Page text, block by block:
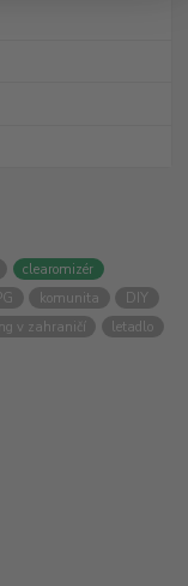
clearomizér
komunita
DIY
v zahraničí
letadlo